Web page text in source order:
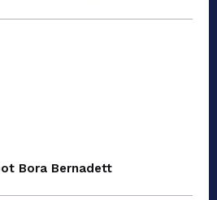
Bora Bernadett